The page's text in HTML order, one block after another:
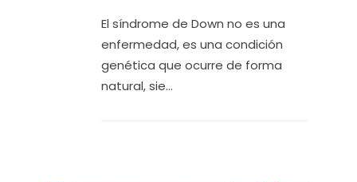
El síndrome de Down no es una
enfermedad, es una condición
genética que ocurre de forma
natural, sie...